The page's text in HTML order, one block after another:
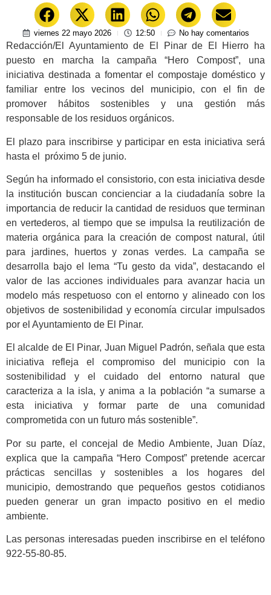
viernes 22 mayo 2026 12:50 No hay comentarios
Redacción/El Ayuntamiento de El Pinar de El Hierro ha
puesto en marcha la campaña “Hero Compost”, una
iniciativa destinada a fomentar el compostaje doméstico y
familiar entre los vecinos del municipio, con el fin de
promover hábitos sostenibles y una gestión más
responsable de los residuos orgánicos.
El plazo para inscribirse y participar en esta iniciativa será
hasta el próximo 5 de junio.
Según ha informado el consistorio, con esta iniciativa desde
la institución buscan concienciar a la ciudadanía sobre la
importancia de reducir la cantidad de residuos que terminan
en vertederos, al tiempo que se impulsa la reutilización de
materia orgánica para la creación de compost natural, útil
para jardines, huertos y zonas verdes. La campaña se
desarrolla bajo el lema “Tu gesto da vida”, destacando el
valor de las acciones individuales para avanzar hacia un
modelo más respetuoso con el entorno y alineado con los
objetivos de sostenibilidad y economía circular impulsados
por el Ayuntamiento de El Pinar.
El alcalde de El Pinar, Juan Miguel Padrón, señala que esta
iniciativa refleja el compromiso del municipio con la
sostenibilidad y el cuidado del entorno natural que
caracteriza a la isla, y anima a la población “a sumarse a
esta iniciativa y formar parte de una comunidad
comprometida con un futuro más sostenible”.
Por su parte, el concejal de Medio Ambiente, Juan Díaz,
explica que la campaña “Hero Compost” pretende acercar
prácticas sencillas y sostenibles a los hogares del
municipio, demostrando que pequeños gestos cotidianos
pueden generar un gran impacto positivo en el medio
ambiente.
Las personas interesadas pueden inscribirse en el teléfono
922-55-80-85.